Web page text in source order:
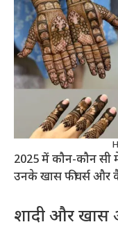
2025 में कौन-कौन सी
उनके खास फीचर्स और
शादी और खास